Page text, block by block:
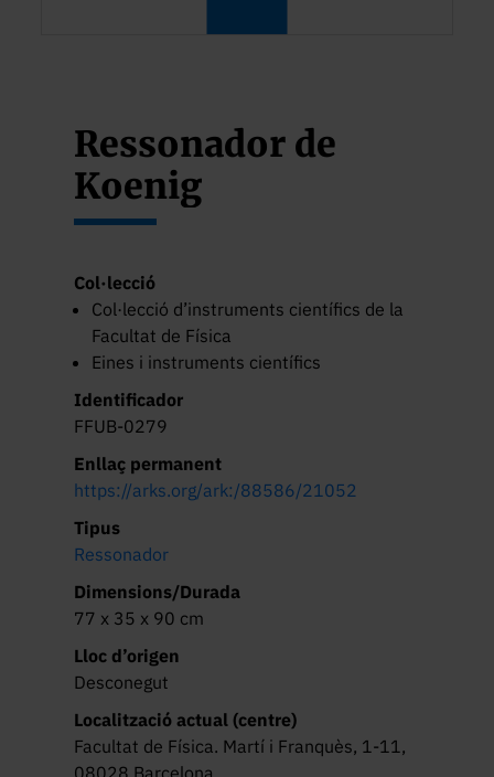
Ressonador de
Koenig
Col·lecció
Col·lecció d’instruments científics de la
Facultat de Física
Eines i instruments científics
Identificador
FFUB-0279
Enllaç permanent
https://arks.org/ark:/88586/21052
Tipus
Ressonador
Dimensions/Durada
77 x 35 x 90 cm
Lloc d’origen
Desconegut
Localització actual (centre)
Facultat de Física. Martí i Franquès, 1-11,
08028 Barcelona